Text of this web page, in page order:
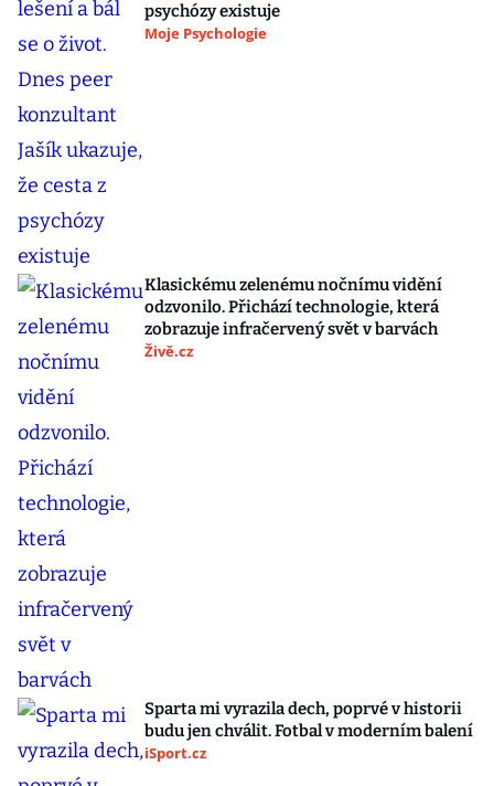
psychózy existuje
Moje Psychologie
Klasickému zelenému nočnímu vidění
odzvonilo. Přichází technologie, která
zobrazuje infračervený svět v barvách
Živě.cz
Sparta mi vyrazila dech, poprvé v historii
budu jen chválit. Fotbal v moderním balení
iSport.cz